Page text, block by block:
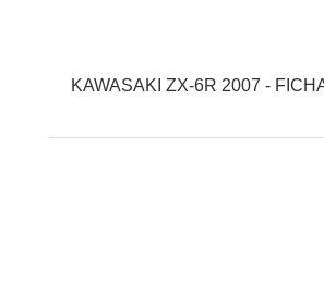
KAWASAKI ZX-6R 2007 -